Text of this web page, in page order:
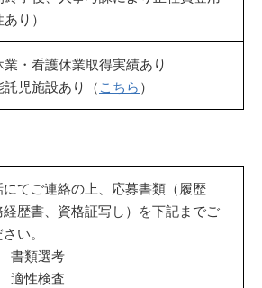
り）
・看護休業取得実績あり
託児施設あり（ こちら ）
てご連絡の上、応募書類（履歴
経歴書、資格証写し）を下記までご
い。
書類選考
適性検査